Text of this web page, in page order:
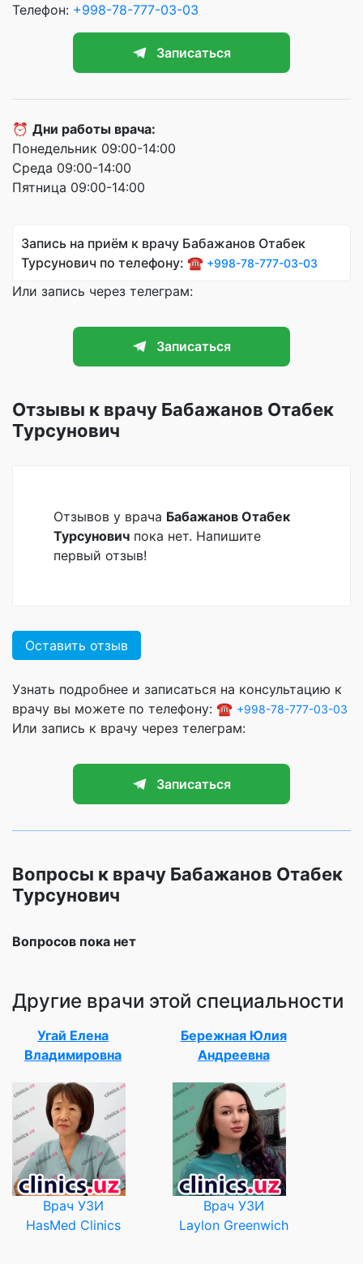
Телефон: +998-78-777-03-03
Записаться
⏰ Дни работы врача:
Понедельник 09:00-14:00
Среда 09:00-14:00
Пятница 09:00-14:00
Запись на приём к врачу Бабажанов Отабек
Турсунович по телефону: ☎️ +998-78-777-03-03
Или запись через телеграм:
Записаться
Отзывы к врачу Бабажанов Отабек
Турсунович
Отзывов у врача Бабажанов Отабек
Турсунович пока нет. Напишите
первый отзыв!
Оставить отзыв
Узнать подробнее и записаться на консультацию к
врачу вы можете по телефону: ☎️ +998-78-777-03-03
Или запись к врачу через телеграм:
Записаться
Вопросы к врачу Бабажанов Отабек
Турсунович
Вопросов пока нет
Другие врачи этой специальности
Угай Елена
Владимировна
Врач УЗИ
HasMed Clinics
Бережная Юлия
Андреевна
Врач УЗИ
Laylon Greenwich